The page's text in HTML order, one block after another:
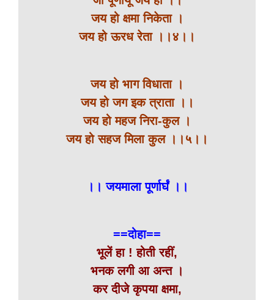
जय हो क्षमा निकेता ।
जय हो ऊरध रेता ।।४।।
जय हो भाग विधाता ।
जय हो जग इक त्राता ।।
जय हो महज निरा-कुल ।
जय हो सहज मिला कुल ।।५।।
।। जयमाला पूर्णार्घं ।।
==दोहा==
भूलें हा ! होती रहीं,
भनक लगी आ अन्त ।
कर दीजे कृपया क्षमा,